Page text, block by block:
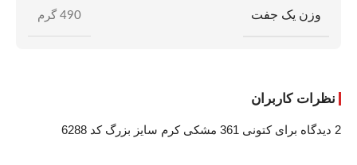
وزن یک جفت 490 گرم
نظرات کاربران
2 دیدگاه برای کتونی 361 مشکی کرم سایز بزرگ کد 6288